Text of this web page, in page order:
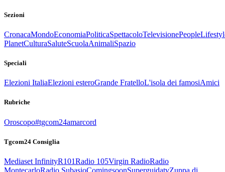
Sezioni
CronacaMondoEconomiaPoliticaSpettacoloTelevisionePeople
PlanetCulturaSaluteScuolaAnimaliSpazio
Speciali
Elezioni ItaliaElezioni esteroGrande FratelloL'isola dei famosiAmici
Rubriche
Oroscopo#tgcom24amarcord
Tgcom24 Consiglia
Mediaset InfinityR101Radio 105Virgin RadioRadio
MontecarloRadio SubasioComingsoonSuperguidatvZuppa di